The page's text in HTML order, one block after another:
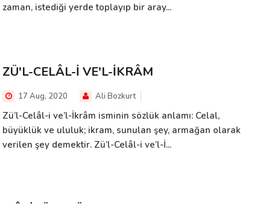
zaman, istediği yerde toplayıp bir aray...
ZÜ'L-CELÂL-İ VE'L-İKRÂM
17 Aug, 2020 Ali Bozkurt
Zü’l-Celâl-i ve’l-İkrâm isminin sözlük anlamı: Celal,
büyüklük ve ululuk; ikram, sunulan şey, armağan olarak
verilen şey demektir. Zü’l-Celâl-i ve’l-İ...